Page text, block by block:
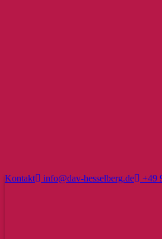
Kontakt info@dav-hesselberg.de +49